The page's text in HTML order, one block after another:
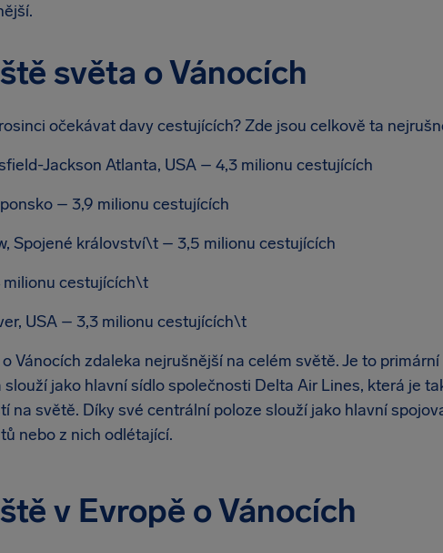
světa o Vánocích
očekávat davy cestujících? Zde jsou celkově ta
Jackson Atlanta, USA – 4,3 milionu cestujících
– 3,9 milionu cestujících
Spojené království\t – 3,5 milionu cestujících
milionu cestujících\t
USA – 3,3 milionu cestujících\t
Vánocích zdaleka nejrušnější na celém světě. Je to
jako hlavní sídlo společnosti Delta Air Lines, která je
na světě. Díky své centrální poloze slouží jako hlavní
nebo z nich odlétající.
v Evropě o Vánocích